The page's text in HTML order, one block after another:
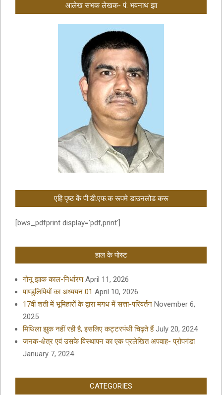
आलेख सभक लेखक- पं. भवनाथ झा
एहि पृष्ठ कें पी.डी.एफ.क रूपमे डाउनलोड करू
[bws_pdfprint display='pdf,print']
हाल के पोस्ट
गोनू झाक काल-निर्धारण April 11, 2026
पाण्डुलिपियों का अध्ययन 01 April 10, 2026
17वीं शती में भूमिहारों के द्वारा मगध में सत्ता-परिवर्तन November 6,
2025
मिथिला झुक नहीं रही है, इसलिए कट्टरपंथी चिढ़ते हैं July 20, 2024
जनक-क्षेत्र एवं उसके विस्थापन का एक प्रलेखित अपवाह- प्रोपगंडा
January 7, 2024
CATEGORIES